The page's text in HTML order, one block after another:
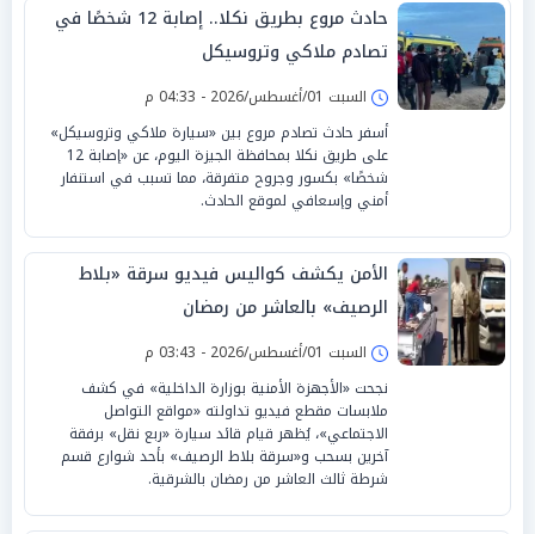
حادث مروع بطريق نكلا.. إصابة 12 شخصًا في
تصادم ملاكي وتروسيكل
السبت 01/أغسطس/2026 - 04:33 م
أسفر حادث تصادم مروع بين «سيارة ملاكي وتروسيكل»
على طريق نكلا بمحافظة الجيزة اليوم، عن «إصابة 12
شخصًا» بكسور وجروح متفرقة، مما تسبب في استنفار
أمني وإسعافي لموقع الحادث.
الأمن يكشف كواليس فيديو سرقة «بلاط
الرصيف» بالعاشر من رمضان
السبت 01/أغسطس/2026 - 03:43 م
نجحت «الأجهزة الأمنية بوزارة الداخلية» في كشف
ملابسات مقطع فيديو تداولته «مواقع التواصل
الاجتماعي»، يُظهر قيام قائد سيارة «ربع نقل» برفقة
آخرين بسحب و«سرقة بلاط الرصيف» بأحد شوارع قسم
شرطة ثالث العاشر من رمضان بالشرقية.